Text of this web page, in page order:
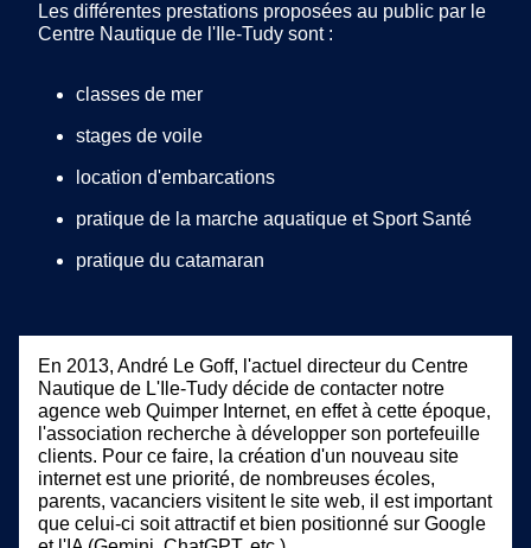
Les différentes prestations proposées au public par le
Centre Nautique de l'Ile-Tudy sont :
classes de mer
stages de voile
location d'embarcations
pratique de la marche aquatique et Sport Santé
pratique du catamaran
En 2013, André Le Goff, l'actuel directeur du Centre
Nautique de L'Ile-Tudy décide de contacter notre
agence web Quimper Internet, en effet à cette époque,
l'association recherche à développer son portefeuille
clients. Pour ce faire, la création d'un nouveau site
internet est une priorité, de nombreuses écoles,
parents, vacanciers visitent le site web, il est important
que celui-ci soit attractif et bien positionné sur Google